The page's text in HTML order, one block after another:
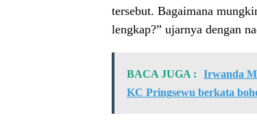
tersebut. Bagaimana
lengkap?” ujarnya dengan
BACA JUGA :
Irwanda
KC Pringsewu berkata